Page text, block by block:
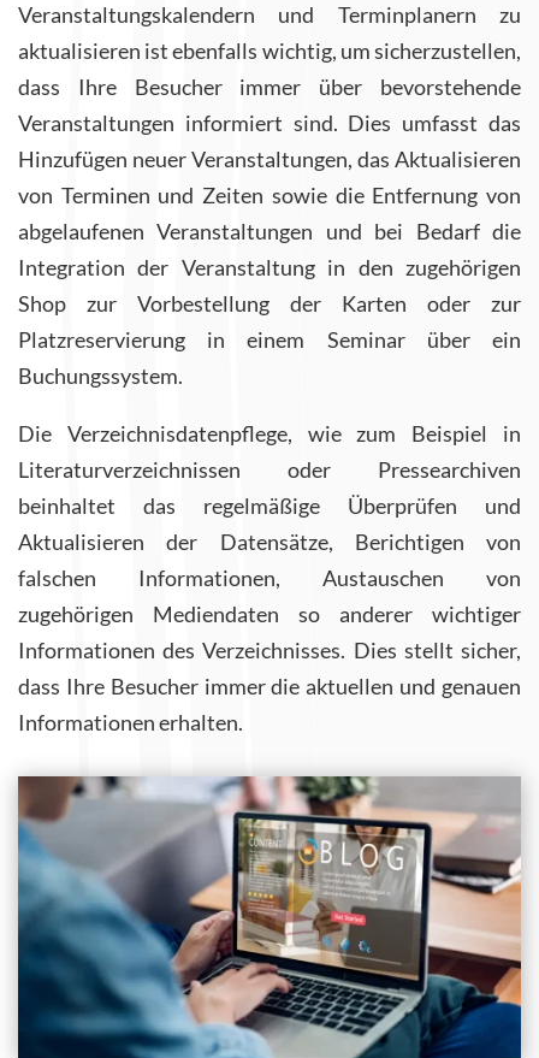
Veranstaltungskalendern und Terminplanern zu
aktualisieren ist ebenfalls wichtig, um sicherzustellen,
dass Ihre Besucher immer über bevorstehende
Veranstaltungen informiert sind. Dies umfasst das
Hinzufügen neuer Veranstaltungen, das Aktualisieren
von Terminen und Zeiten sowie die Entfernung von
abgelaufenen Veranstaltungen und bei Bedarf die
Integration der Veranstaltung in den zugehörigen
Shop zur Vorbestellung der Karten oder zur
Platzreservierung in einem Seminar über ein
Buchungssystem.
Die Verzeichnisdatenpflege, wie zum Beispiel in
Literaturverzeichnissen oder Pressearchiven
beinhaltet das regelmäßige Überprüfen und
Aktualisieren der Datensätze, Berichtigen von
falschen Informationen, Austauschen von
zugehörigen Mediendaten so anderer wichtiger
Informationen des Verzeichnisses. Dies stellt sicher,
dass Ihre Besucher immer die aktuellen und genauen
Informationen erhalten.